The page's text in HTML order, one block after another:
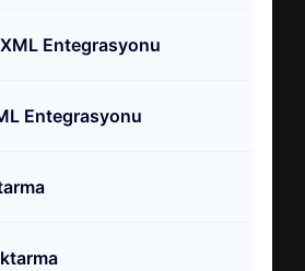
Entegrasyonu
Entegrasyonu